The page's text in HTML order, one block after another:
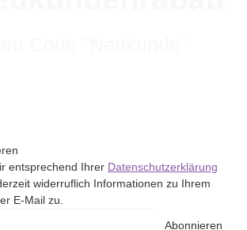
entsprechend Ihrer Datenschutzerklärung
widerruflich Informationen zu Ihrem
E-Mail zu.
Abonnieren